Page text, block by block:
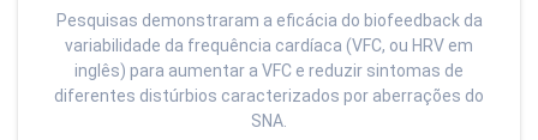
Pesquisas demonstraram a eficácia do biofeedback da
variabilidade da frequência cardíaca (VFC, ou HRV em
inglês) para aumentar a VFC e reduzir sintomas de
diferentes distúrbios caracterizados por aberrações do
SNA.